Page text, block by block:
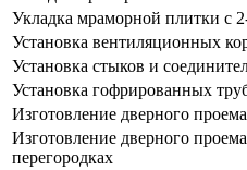
Укладка мраморной плитки с
Установка вентиляционных
Установка стыков и
Установка гофрированных
Изготовление дверного
Изготовление дверного
перегородках